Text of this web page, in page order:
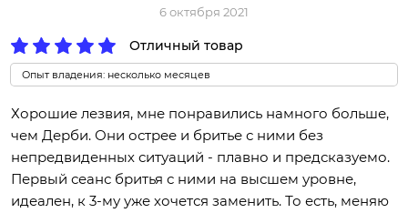
6 октября 2021
Отличный товар
Опыт владения: несколько месяцев
Хорошие лезвия, мне понравились намного больше,
чем Дерби. Они острее и бритье с ними без
непредвиденных ситуаций - плавно и предсказуемо.
Первый сеанс бритья с ними на высшем уровне,
идеален, к 3-му уже хочется заменить. То есть, меняю